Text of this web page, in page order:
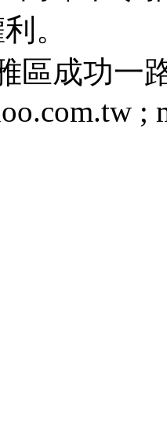
。
區成功一
;